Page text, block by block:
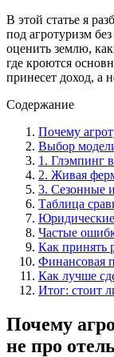
В этой статье я
под агротуризм
оценить землю,
где кроются
принесет доход, а
Содержание
Почему
Выбор
1. Глэмпинг
2. Живая
3. Сезонные
Таблица
Частые
Как принять
Финансовая
Как лучше
Итог: стоит
Почему
не про отель